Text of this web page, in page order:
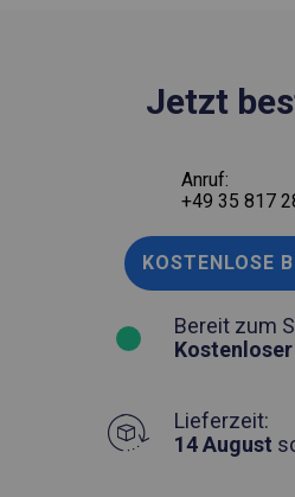
Jetzt
Anruf:
+49 35 817
KOSTENLOSE
Bereit zum
Lieferzeit:
14 August